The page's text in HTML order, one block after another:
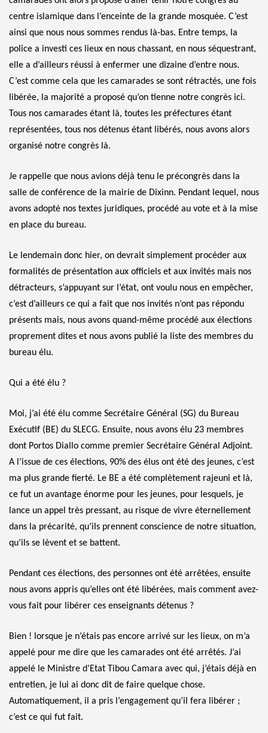
centre islamique dans l’enceinte de la grande mosquée. C’est
ainsi que nous nous sommes rendus là-bas. Entre temps, la
police a investi ces lieux en nous chassant, en nous séquestrant,
elle a d’ailleurs réussi à enfermer une dizaine d’entre nous.
C’est comme cela que les camarades se sont rétractés, une fois
libérée, la majorité a proposé qu’on tienne notre congrès ici.
Tous nos camarades étant là, toutes les préfectures étant
représentées, tous nos détenus étant libérés, nous avons alors
organisé notre congrès là.
Je rappelle que nous avions déjà tenu le précongrès dans la
salle de conférence de la mairie de Dixinn. Pendant lequel, nous
avons adopté nos textes juridiques, procédé au vote et à la mise
en place du bureau.
Le lendemain donc hier, on devrait simplement procéder aux
formalités de présentation aux officiels et aux invités mais nos
détracteurs, s’appuyant sur l’état, ont voulu nous en empêcher,
c’est d’ailleurs ce qui a fait que nos invités n’ont pas répondu
présents mais, nous avons quand-même procédé aux élections
proprement dites et nous avons publié la liste des membres du
bureau élu.
Qui a été élu ?
Moi, j’ai été élu comme Secrétaire Général (SG) du Bureau
Exécutif (BE) du SLECG. Ensuite, nous avons élu 23 membres
dont Portos Diallo comme premier Secrétaire Général Adjoint.
A l’issue de ces élections, 90% des élus ont été des jeunes, c’est
ma plus grande fierté. Le BE a été complètement rajeuni et là,
ce fut un avantage énorme pour les jeunes, pour lesquels, je
lance un appel très pressant, au risque de vivre éternellement
dans la précarité, qu’ils prennent conscience de notre situation,
qu’ils se lèvent et se battent.
Pendant ces élections, des personnes ont été arrêtées, ensuite
nous avons appris qu’elles ont été libérées, mais comment avez-
vous fait pour libérer ces enseignants détenus ?
Bien ! lorsque je n’étais pas encore arrivé sur les lieux, on m’a
appelé pour me dire que les camarades ont été arrêtés. J’ai
appelé le Ministre d’Etat Tibou Camara avec qui, j’étais déjà en
entretien, je lui ai donc dit de faire quelque chose.
Automatiquement, il a pris l’engagement qu’il fera libérer ;
c’est ce qui fut fait.